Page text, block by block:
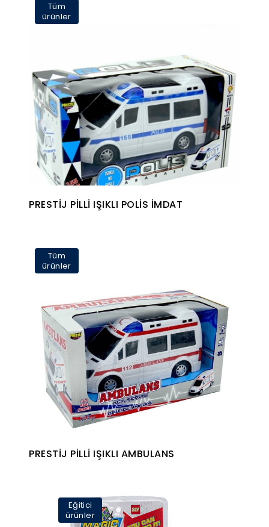
Tüm
ürünler
PRESTİJ PİLLİ IŞIKLI POLİS İMDAT
Tüm
ürünler
PRESTİJ PİLLİ IŞIKLI AMBULANS
Eğitici
ürünler